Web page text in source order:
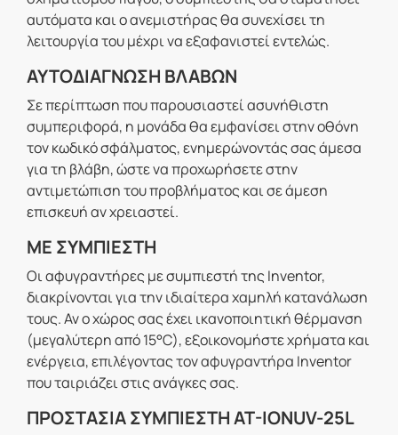
αυτόματα και ο ανεμιστήρας θα συνεχίσει τη
λειτουργία του μέχρι να εξαφανιστεί εντελώς.
ΑΥΤΟΔΙΑΓΝΩΣΗ ΒΛΑΒΩΝ
Σε περίπτωση που παρουσιαστεί ασυνήθιστη
συμπεριφορά, η μονάδα θα εμφανίσει στην οθόνη
τον κωδικό σφάλματος, ενημερώνοντάς σας άμεσα
για τη βλάβη, ώστε να προχωρήσετε στην
αντιμετώπιση του προβλήματος και σε άμεση
επισκευή αν χρειαστεί.
ΜΕ ΣΥΜΠΙΕΣΤΗ
Οι αφυγραντήρες με συμπιεστή της Inventor,
διακρίνονται για την ιδιαίτερα χαμηλή κατανάλωση
τους. Αν ο χώρος σας έχει ικανοποιητική θέρμανση
(μεγαλύτερη από 15°C), εξοικονομήστε χρήματα και
ενέργεια, επιλέγοντας τον αφυγραντήρα Inventor
που ταιριάζει στις ανάγκες σας.
ΠΡΟΣΤΑΣΙΑ ΣΥΜΠΙΕΣΤΗ AT-IONUV-25L